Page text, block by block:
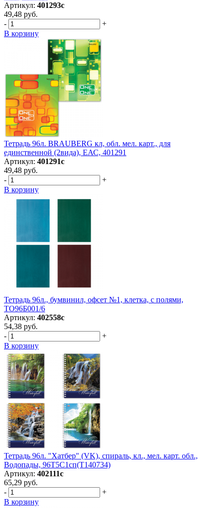
Артикул: 401293с
49,48 руб.
-
+
В корзину
Тетрадь 96л. BRAUBERG кл, обл. мел. карт., для
единственной (2вида), ЕАС, 401291
Артикул: 401291с
49,48 руб.
-
+
В корзину
Тетрадь 96л., бумвинил, офсет №1, клетка, с полями,
ТО96Б001/6
Артикул: 402558с
54,38 руб.
-
+
В корзину
Тетрадь 96л. "Хатбер" (VK), спираль, кл., мел. карт. обл.,
Водопады, 96Т5C1сп(T140734)
Артикул: 402111с
65,29 руб.
-
+
В корзину